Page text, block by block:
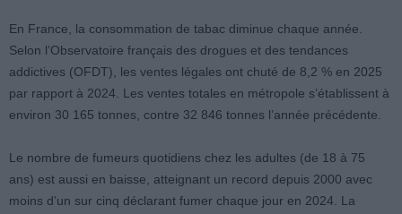
En France, la consommation de tabac diminue chaque année.
Selon l’Observatoire français des drogues et des tendances
addictives (OFDT), les ventes légales ont chuté de 8,2 % en 2025
par rapport à 2024. Les ventes totales en métropole s’établissent à
environ 30 165 tonnes, contre 32 846 tonnes l’année précédente.
Le nombre de fumeurs quotidiens chez les adultes (de 18 à 75
ans) est aussi en baisse, atteignant un record depuis 2000 avec
moins d’un sur cinq déclarant fumer chaque jour en 2024. La